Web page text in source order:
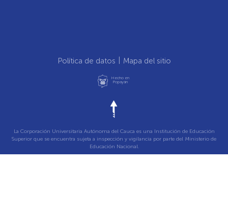
Política de datos Mapa del sitio
Hecho en
Popayán
La Corporación Universitaria Autónoma del Cauca es una Institución de Educación
Superior que se encuentra sujeta a inspección y vigilancia por parte del Ministerio de
Educación Nacional.